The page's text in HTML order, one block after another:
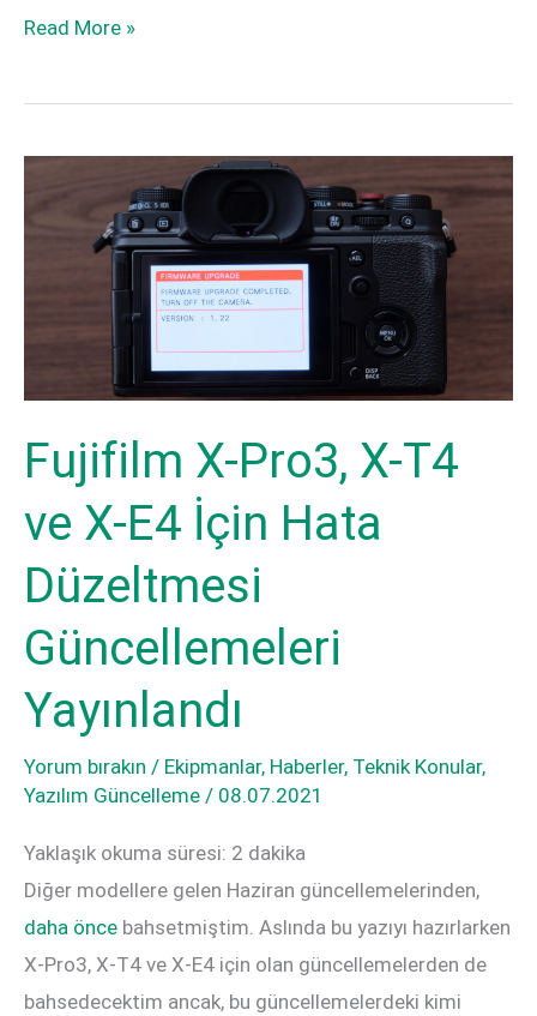
Summit
2021
Fujifilm
Summit
Yenilikleri
Read More »
Fujifilm X-Pro3, X-T4
ve X-E4 İçin Hata
Düzeltmesi
Güncellemeleri
Yayınlandı
Yorum bırakın / Ekipmanlar, Haberler, Teknik Konular,
Yazılım Güncelleme / 08.07.2021
Yaklaşık okuma süresi: 2 dakika
Diğer modellere gelen Haziran güncellemelerinden,
daha önce bahsetmiştim. Aslında bu yazıyı hazırlarken
X-Pro3, X-T4 ve X-E4 için olan güncellemelerden de
bahsedecektim ancak, bu güncellemelerdeki kimi